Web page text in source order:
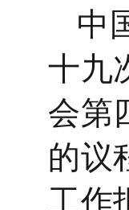
中
十九
会第
的议
工作